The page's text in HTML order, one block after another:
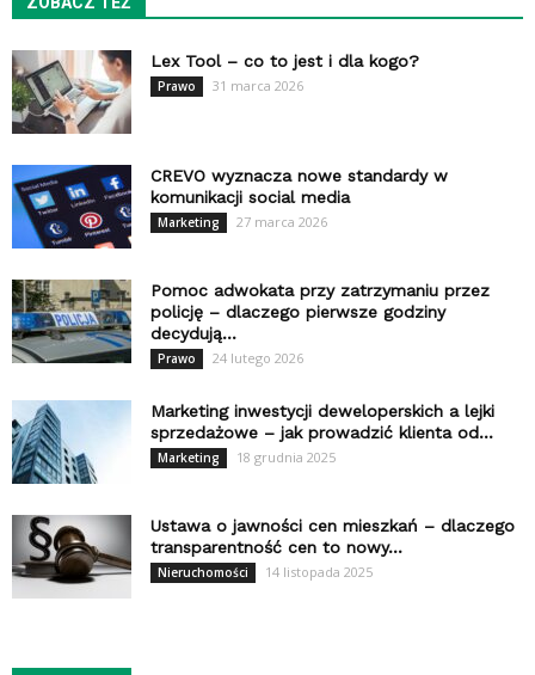
Lex Tool – co to jest i dla kogo?
Prawo 31 marca 2026
CREVO wyznacza nowe standardy w
komunikacji social media
Marketing 27 marca 2026
Pomoc adwokata przy zatrzymaniu przez
policję – dlaczego pierwsze godziny
decydują...
Prawo 24 lutego 2026
Marketing inwestycji deweloperskich a lejki
sprzedażowe – jak prowadzić klienta od...
Marketing 18 grudnia 2025
Ustawa o jawności cen mieszkań – dlaczego
transparentność cen to nowy...
Nieruchomości 14 listopada 2025